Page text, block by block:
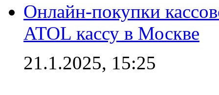
Онлайн-покупки
ATOL кассу в Москве
21.1.2025, 15:25